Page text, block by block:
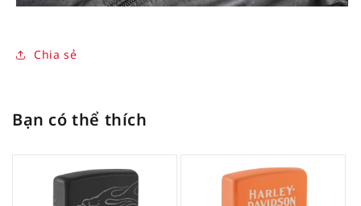
Chia sẻ
Bạn có thể thích